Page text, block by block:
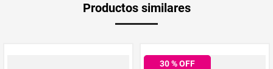
Productos similares
30% OFF